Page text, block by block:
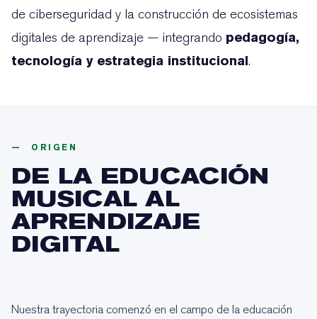
de ciberseguridad y la construcción de ecosistemas
digitales de aprendizaje — integrando pedagogía,
tecnología y estrategia institucional.
— ORIGEN
DE LA EDUCACIÓN
MUSICAL AL
APRENDIZAJE
DIGITAL
Nuestra trayectoria comenzó en el campo de la educación